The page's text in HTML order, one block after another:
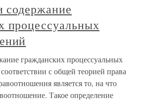
содержание
процессуальных
гражданских процессуальных
с общей теорией права
является то, на что
Такое определение